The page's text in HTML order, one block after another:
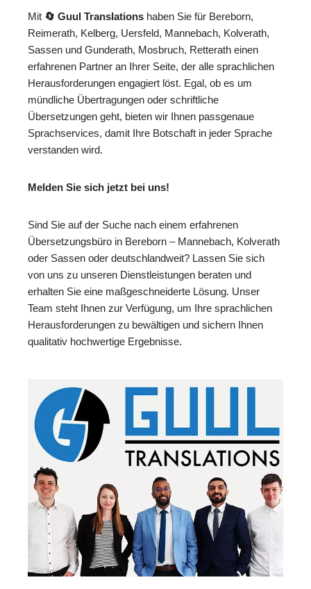
Mit 🔄 Guul Translations haben Sie für Bereborn,
Reimerath, Kelberg, Uersfeld, Mannebach, Kolverath,
Sassen und Gunderath, Mosbruch, Retterath einen
erfahrenen Partner an Ihrer Seite, der alle sprachlichen
Herausforderungen engagiert löst. Egal, ob es um
mündliche Übertragungen oder schriftliche
Übersetzungen geht, bieten wir Ihnen passgenaue
Sprachservices, damit Ihre Botschaft in jeder Sprache
verstanden wird.
Melden Sie sich jetzt bei uns!
Sind Sie auf der Suche nach einem erfahrenen
Übersetzungsbüro in Bereborn – Mannebach, Kolverath
oder Sassen oder deutschlandweit? Lassen Sie sich
von uns zu unseren Dienstleistungen beraten und
erhalten Sie eine maßgeschneiderte Lösung. Unser
Team steht Ihnen zur Verfügung, um Ihre sprachlichen
Herausforderungen zu bewältigen und sichern Ihnen
qualitativ hochwertige Ergebnisse.